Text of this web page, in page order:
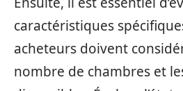
caractéristiques
acheteurs doivent
nombre de chambres et